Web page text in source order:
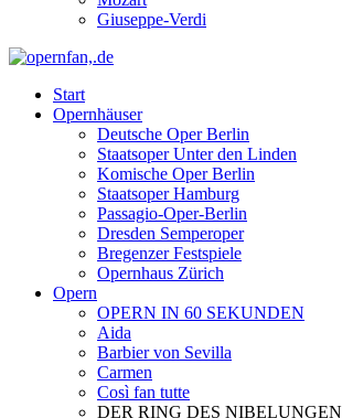
Giuseppe-Verdi
Start
Opernhäuser
Deutsche Oper Berlin
Staatsoper Unter den Linden
Komische Oper Berlin
Staatsoper Hamburg
Passagio-Oper-Berlin
Dresden Semperoper
Bregenzer Festspiele
Opernhaus Zürich
Opern
OPERN IN 60 SEKUNDEN
Aida
Barbier von Sevilla
Carmen
Così fan tutte
DER RING DES NIBELUNGEN